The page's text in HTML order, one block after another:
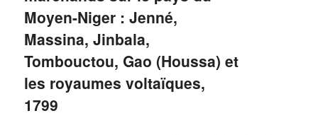
Moyen-Niger : Jenné,
Massina, Jinbala,
Tombouctou, Gao (Houssa) et
les royaumes voltaïques,
1799